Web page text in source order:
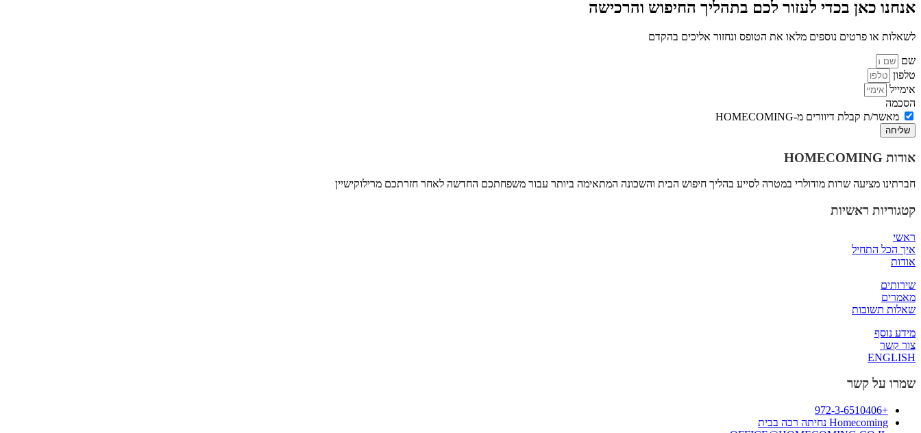
אנחנו כאן בכדי לעזור לכם בתהליך החיפוש והרכישה
לשאלות או פרטים נוספים מלאו את הטופס ונחזור אליכים בהקדם
שם
טלפון
אימייל
הסכמה
מאשר/ת קבלת דיוורים מ-HOMECOMING
שליחה
אודות
חברתינו מציעה שרות מודולרי במטרה לסייע בהליך חיפוש הבית והשכונה המתאימה ביותר עבור משפחתכם החדשה לאחר חזרתכם מרילוקישיין
קטגוריות ראשיות
ראשי
איך הכל התחיל
אודות
שירותים
מאמרים
שאלות תשובות
מידע נוסף
צור קשר
ENGLISH
שמרו על קשר
+972-3-6510406
Homecoming נחיתה רכה בבית